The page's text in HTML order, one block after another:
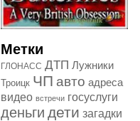
Метки
ГЛОНАСС ДТП Лужники
Троицк ЧП авто адреса
видео встречи госуслуги
деньги дети загадки